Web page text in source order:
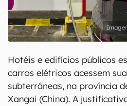
Hotéis e edifícios públicos
carros elétricos acessem
subterrâneas, na província
Xangai (China). A